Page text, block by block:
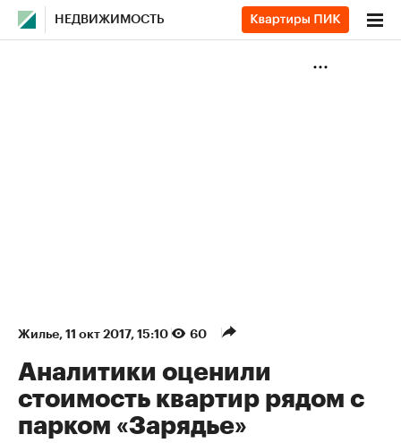
НЕДВИЖИМОСТЬ
Жилье⁠, 11 окт 2017, 15:10 60
Аналитики оценили
стоимость квартир рядом с
парком «Зарядье»